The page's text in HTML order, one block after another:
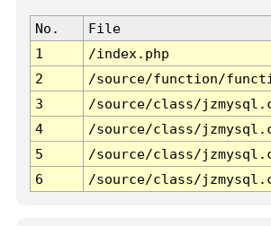
No. File
1
/index.php
2
/source/function/
3
/source/class/
4
/source/class/
5
/source/class/
6
/source/class/